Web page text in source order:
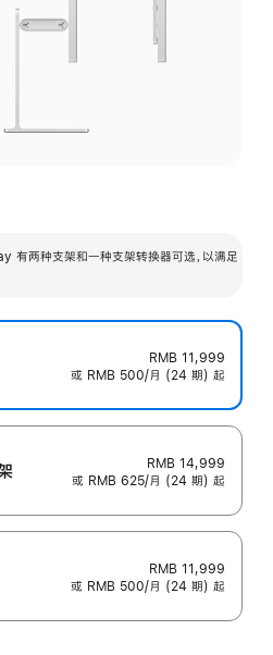
有两种支架和一种支架转换器可选，以满足
RMB 11,999
或 RMB 500/月 (24 期) 起
RMB 14,999
或 RMB 625/月 (24 期) 起
RMB 11,999
或 RMB 500/月 (24 期) 起